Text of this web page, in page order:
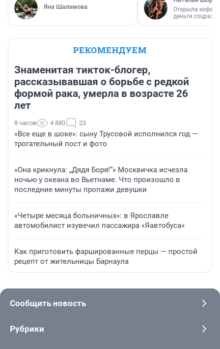
Яна Шаламова
Открыла
деньги
РЕКОМЕНДУЕМ
Знаменитая тикток-блогер,
рассказывавшая о борьбе с редкой
формой рака, умерла в возрасте 26
лет
8 часов 4 880 23
«Все еще в шоке»: сыну Трусовой исполнился год —
трогательный пост и фото
«Она крикнула: „Дядя Боря!“» Москвичка исчезла
ночью у океана во Вьетнаме. Что произошло в
последние минуты пропажи девушки
«Четыре месяца больничных»: в Ярославле
автомобилист изувечил пассажира «Яавтобуса»
Как приготовить фаршированные перцы — простой
рецепт от жительницы Барнаула
Сообщить новость
Рубрики